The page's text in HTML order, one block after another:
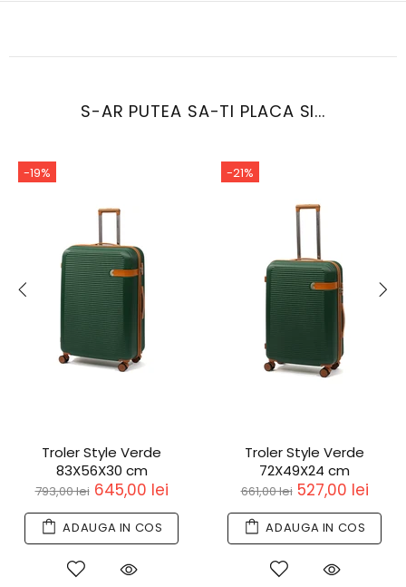
S-AR PUTEA SA-TI PLACA SI...
-19%
Troler Style Verde
83X56X30 cm
793,00 lei 645,00 lei
ADAUGA IN COS
-21%
Troler Style Verde
72X49X24 cm
661,00 lei 527,00 lei
ADAUGA IN COS